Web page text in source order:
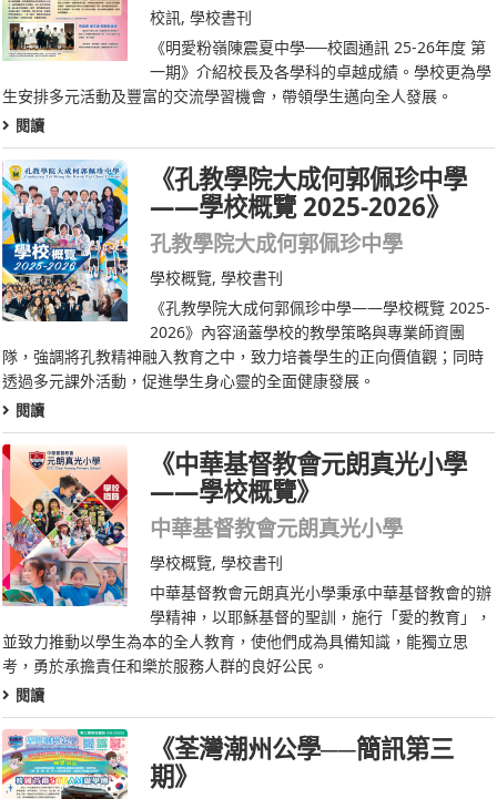
校訊, 學校書刊
《明愛粉嶺陳震夏中學──校園通訊 25-26年度 第
一期》介紹校長及各學科的卓越成績。學校更為學
生安排多元活動及豐富的交流學習機會，帶領學生邁向全人發展。
閱讀
《孔教學院大成何郭佩珍中學
——學校概覽 2025-2026》
孔教學院大成何郭佩珍中學
學校概覽, 學校書刊
《孔教學院大成何郭佩珍中學——學校概覽 2025-
2026》內容涵蓋學校的教學策略與專業師資團
隊，強調將孔教精神融入教育之中，致力培養學生的正向價值觀；同時
透過多元課外活動，促進學生身心靈的全面健康發展。
閱讀
《中華基督教會元朗真光小學
——學校概覽》
中華基督教會元朗真光小學
學校概覽, 學校書刊
中華基督教會元朗真光小學秉承中華基督教會的辦
學精神，以耶穌基督的聖訓，施行「愛的教育」，
並致力推動以學生為本的全人教育，使他們成為具備知識，能獨立思
考，勇於承擔責任和樂於服務人群的良好公民。
閱讀
《荃灣潮州公學──簡訊第三
期》